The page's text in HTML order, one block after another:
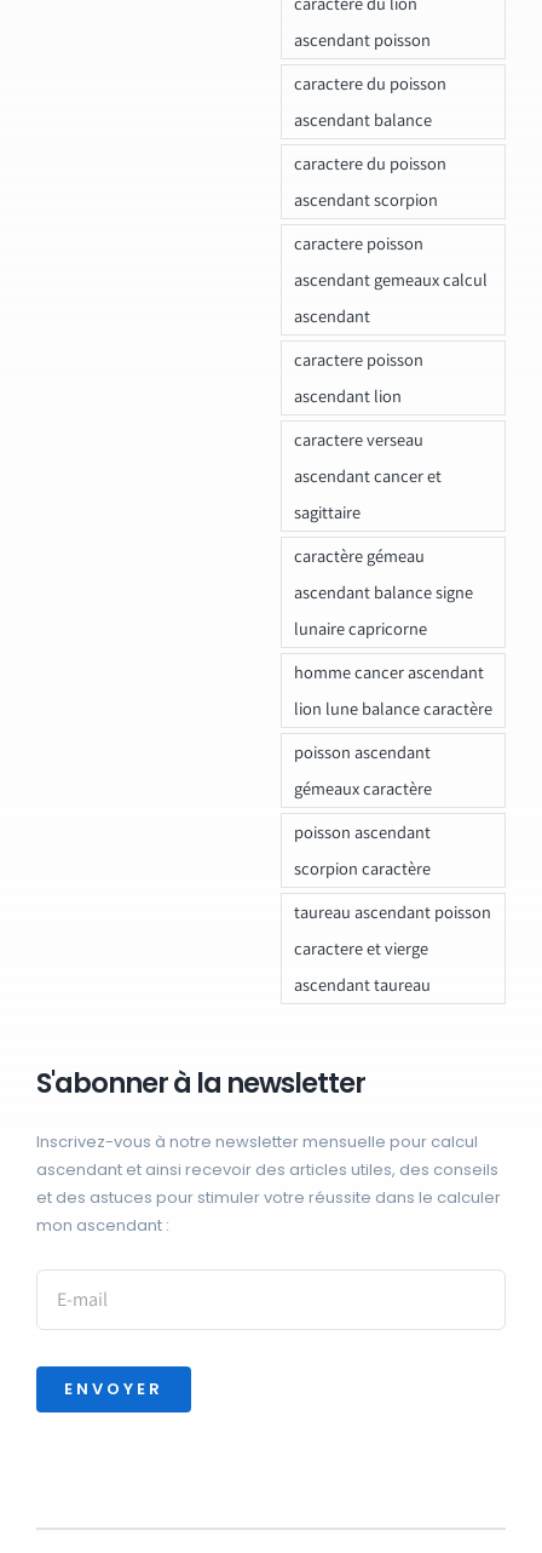
ascendant poisson
caractere du poisson
ascendant balance
caractere du poisson
ascendant scorpion
caractere poisson
ascendant gemeaux calcul
ascendant
caractere poisson
ascendant lion
caractere verseau
ascendant cancer et
sagittaire
caractère gémeau
ascendant balance signe
lunaire capricorne
homme cancer ascendant
lion lune balance caractère
poisson ascendant
gémeaux caractère
poisson ascendant
scorpion caractère
taureau ascendant poisson
caractere et vierge
ascendant taureau
S'abonner à la newsletter
Inscrivez-vous à notre newsletter mensuelle pour calcul
ascendant et ainsi recevoir des articles utiles, des conseils
et des astuces pour stimuler votre réussite dans le calculer
mon ascendant :
ENVOYER